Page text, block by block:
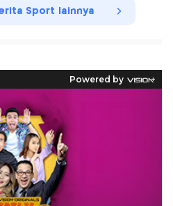
Sport lainnya